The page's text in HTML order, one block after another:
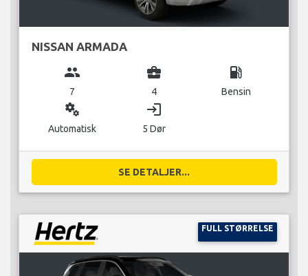
NISSAN ARMADA
group
7
business_center
4
local_gas_station
Bensin
miscellaneous_services
Automatisk
login
5 Dør
SE DETALJER...
FULL STØRRELSE